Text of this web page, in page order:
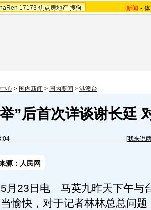
17173 焦点房地产 搜狗 新闻 -
心 > 国内新闻 > 国内要闻 > 港澳台
”后首次详谈谢长廷
[我来说
源：人民网
23日电 马英九昨天下午与
愉快，对于记者林林总总问题